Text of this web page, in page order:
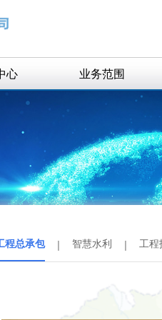
心 业务范围
勘测设计
生态景观
工程总承包
工程监理
程总承包 | 智慧水利 | 工程